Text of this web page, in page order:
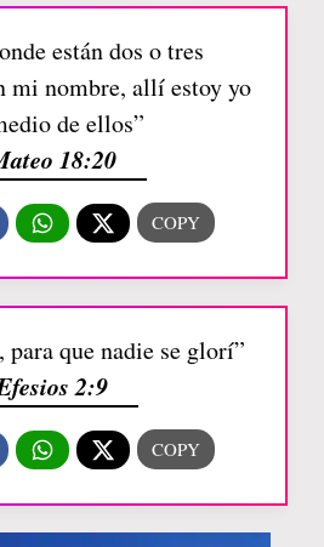
están dos o tres
mi nombre, allí estoy yo
de ellos”
18:20
para que nadie se glorí”
2:9